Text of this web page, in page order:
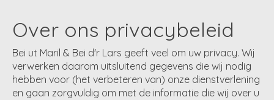
Over ons privacybeleid
Bei ut Maril & Bei d'r Lars geeft veel om uw privacy. Wij
verwerken daarom uitsluitend gegevens die wij nodig
hebben voor (het verbeteren van) onze dienstverlening
en gaan zorgvuldig om met de informatie die wij over u